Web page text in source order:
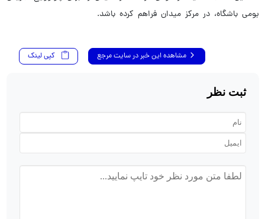
بومی باشگاه، در مرکز میدان فراهم کرده باشد.
مشاهده این خبر در سایت مرجع کپی لینک